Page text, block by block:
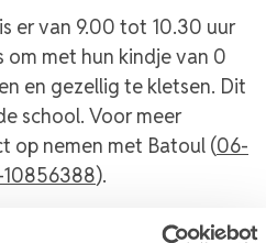
er van 9.00 tot 10.30 uur
met hun kindje van 0
en gezellig te kletsen. Dit
school. Voor meer
op nemen met Batoul (06-
).